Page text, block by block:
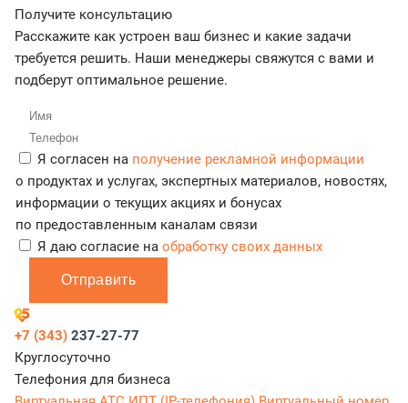
Получите консультацию
Расскажите как устроен ваш бизнес и какие задачи
требуется решить. Наши менеджеры свяжутся с вами и
подберут оптимальное решение.
Я согласен на получение рекламной информации
о продуктах и услугах, экспертных материалов, новостях,
информации о текущих акциях и бонусах
по предоставленным каналам связи
Я даю согласие на обработку своих данных
Отправить
+7 (343) 237-27-77
Круглосуточно
Телефония для бизнеса